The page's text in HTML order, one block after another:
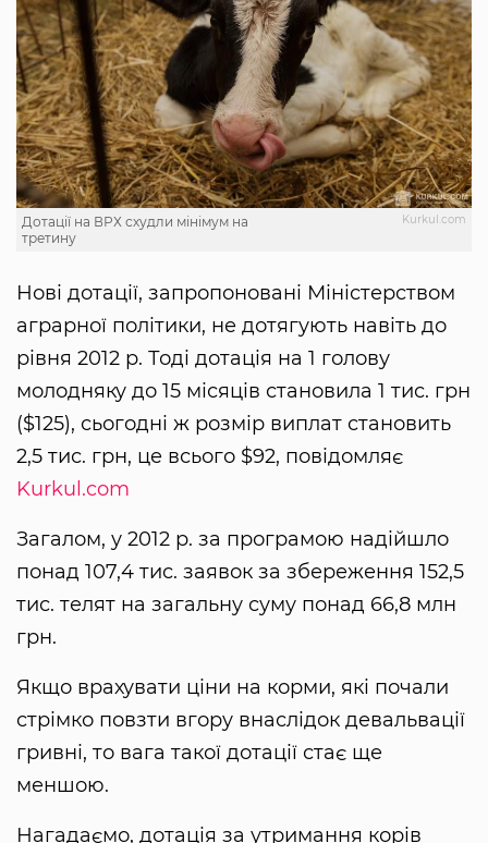
Kurkul.com
Дотації на ВРХ схудли мінімум на
третину
Нові дотації, запропоновані Міністерством
аграрної політики, не дотягують навіть до
рівня 2012 р. Тоді дотація на 1 голову
молодняку до 15 місяців становила 1 тис. грн
($125), сьогодні ж розмір виплат становить
2,5 тис. грн, це всього $92, повідомляє
Kurkul.com
Загалом, у 2012 р. за програмою надійшло
понад 107,4 тис. заявок за збереження 152,5
тис. телят на загальну суму понад 66,8 млн
грн.
Якщо врахувати ціни на корми, які почали
стрімко повзти вгору внаслідок девальвації
гривні, то вага такої дотації стає ще
меншою.
Нагадаємо, дотація за утримання корів